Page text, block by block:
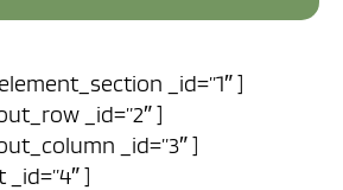
_id=”1″ ]
_id=”2″ ]
_id=”3″ ]
]